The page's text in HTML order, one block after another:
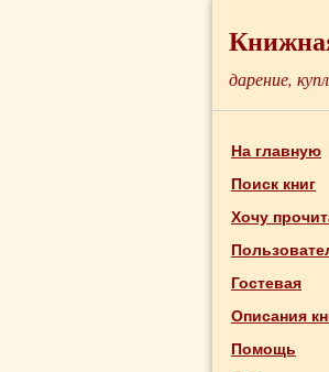
дарение,
На главную
Поиск книг
Хочу
Гостевая
Описания
Помощь